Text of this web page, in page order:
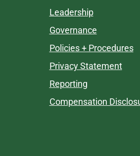
Leadership
Governance
Policies + Procedures
Privacy Statement
Reporting
Compensation